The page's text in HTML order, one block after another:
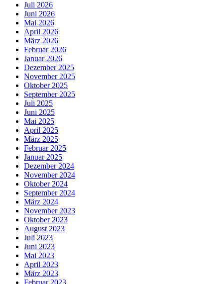
Juli 2026
Juni 2026
Mai 2026
April 2026
März 2026
Februar 2026
Januar 2026
Dezember 2025
November 2025
Oktober 2025
September 2025
Juli 2025
Juni 2025
Mai 2025
April 2025
März 2025
Februar 2025
Januar 2025
Dezember 2024
November 2024
Oktober 2024
September 2024
März 2024
November 2023
Oktober 2023
August 2023
Juli 2023
Juni 2023
Mai 2023
April 2023
März 2023
Februar 2023